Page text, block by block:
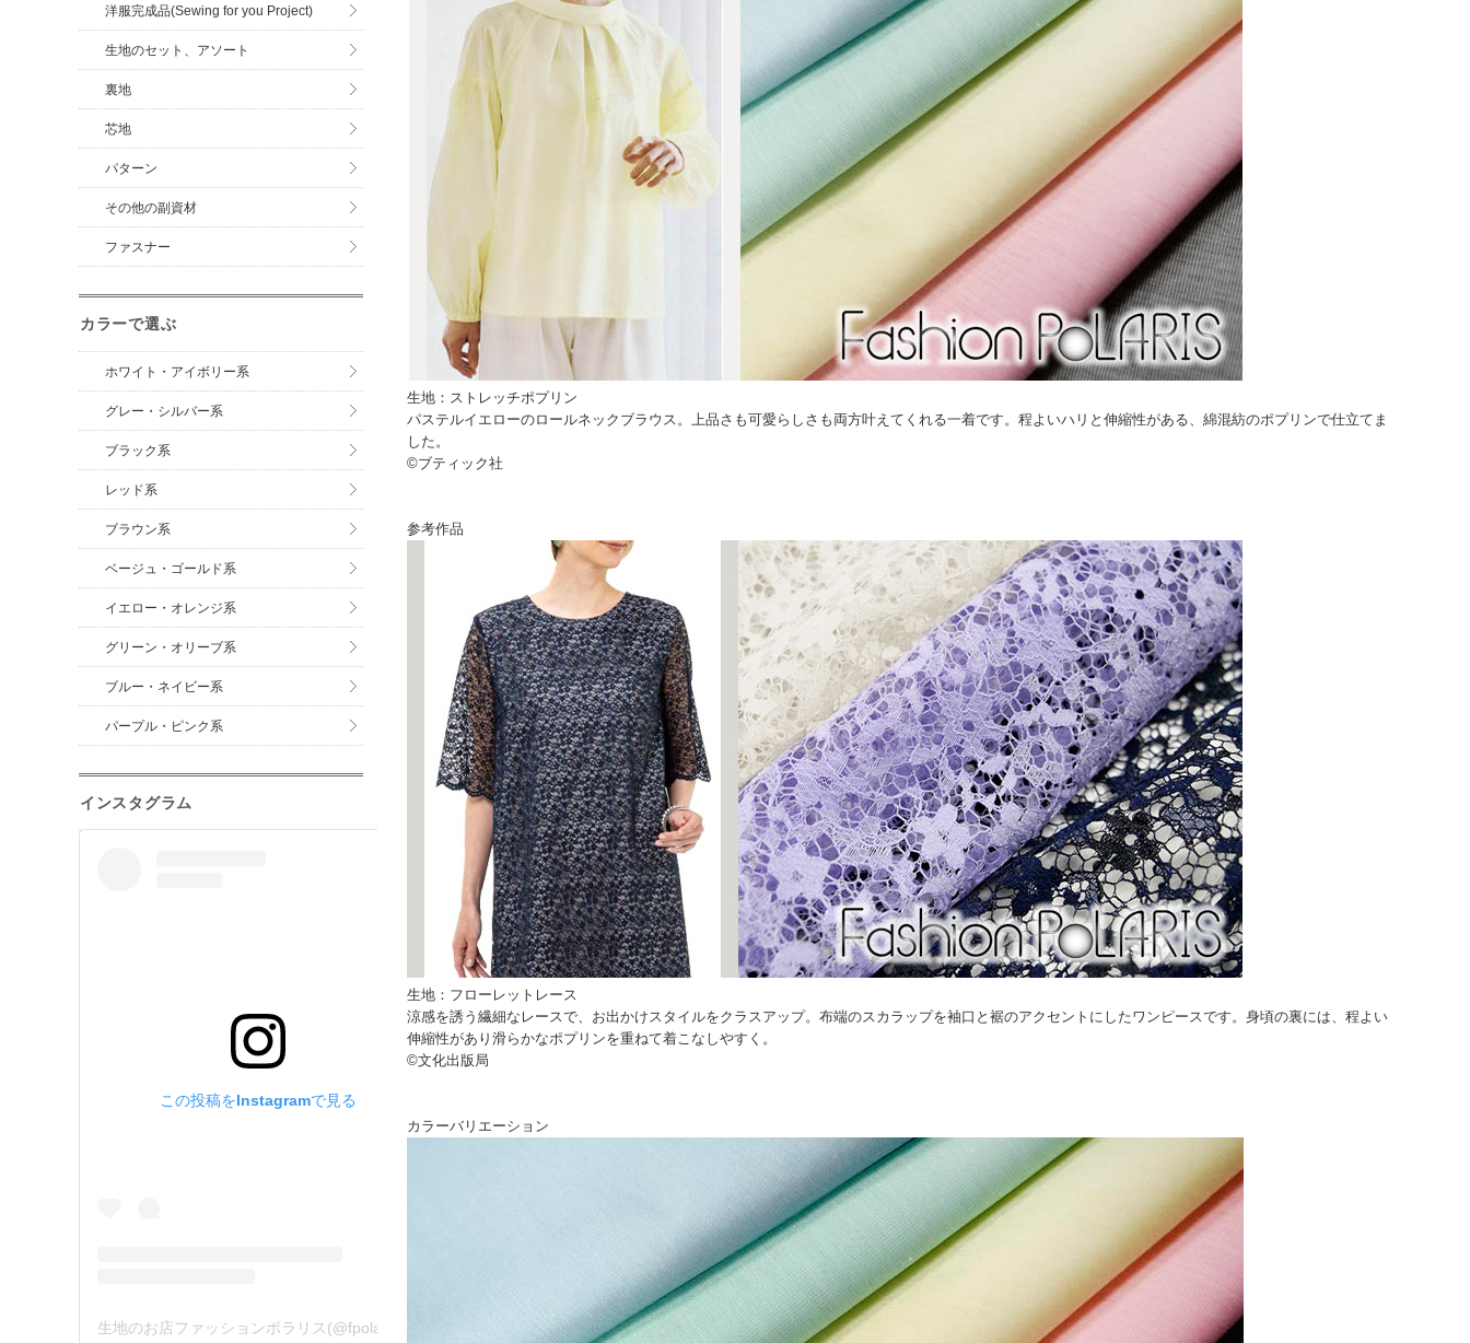
生地：ストレッチポプリン
パステルイエローのロールネックブラウス。上品さも可愛らしさも両方叶えてくれる一着です。程よいハリと伸縮性がある、綿混紡のポプリンで仕立てま
した。
©ブティック社
参考作品
生地：フローレットレース
涼感を誘う繊細なレースで、お出かけスタイルをクラスアップ。布端のスカラップを袖口と裾のアクセントにしたワンピースです。身頃の裏には、程よい
伸縮性があり滑らかなポプリンを重ねて着こなしやすく。
©文化出版局
カラーバリエーション
洋服完成品(Sewing for you Project)
生地のセット、アソート
裏地
芯地
パターン
その他の副資材
ファスナー
カラーで選ぶ
ホワイト・アイボリー系
グレー・シルバー系
ブラック系
レッド系
ブラウン系
ベージュ・ゴールド系
イエロー・オレンジ系
グリーン・オリーブ系
ブルー・ネイビー系
パープル・ピンク系
インスタグラム
この投稿をInstagramで見る